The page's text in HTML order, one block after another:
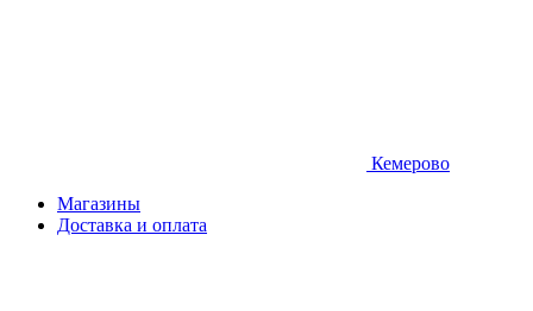
Кемерово
Магазины
Доставка и оплата